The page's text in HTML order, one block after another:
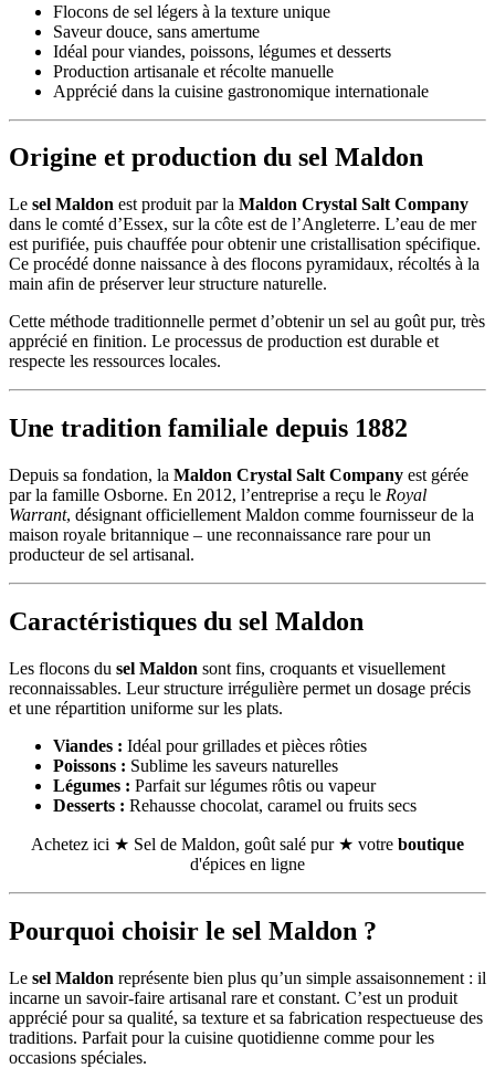
Flocons de sel légers à la texture unique
Saveur douce, sans amertume
Idéal pour viandes, poissons, légumes et desserts
Production artisanale et récolte manuelle
Apprécié dans la cuisine gastronomique internationale
Origine et production du sel Maldon
Le sel Maldon est produit par la Maldon Crystal Salt Company
dans le comté d’Essex, sur la côte est de l’Angleterre. L’eau de mer
est purifiée, puis chauffée pour obtenir une cristallisation spécifique.
Ce procédé donne naissance à des flocons pyramidaux, récoltés à la
main afin de préserver leur structure naturelle.
Cette méthode traditionnelle permet d’obtenir un sel au goût pur, très
apprécié en finition. Le processus de production est durable et
respecte les ressources locales.
Une tradition familiale depuis 1882
Depuis sa fondation, la Maldon Crystal Salt Company est gérée
par la famille Osborne. En 2012, l’entreprise a reçu le Royal
Warrant, désignant officiellement Maldon comme fournisseur de la
maison royale britannique – une reconnaissance rare pour un
producteur de sel artisanal.
Caractéristiques du sel Maldon
Les flocons du sel Maldon sont fins, croquants et visuellement
reconnaissables. Leur structure irrégulière permet un dosage précis
et une répartition uniforme sur les plats.
Viandes : Idéal pour grillades et pièces rôties
Poissons : Sublime les saveurs naturelles
Légumes : Parfait sur légumes rôtis ou vapeur
Desserts : Rehausse chocolat, caramel ou fruits secs
Achetez ici ★ Sel de Maldon, goût salé pur ★ votre boutique
d'épices en ligne
Pourquoi choisir le sel Maldon ?
Le sel Maldon représente bien plus qu’un simple assaisonnement : il
incarne un savoir-faire artisanal rare et constant. C’est un produit
apprécié pour sa qualité, sa texture et sa fabrication respectueuse des
traditions. Parfait pour la cuisine quotidienne comme pour les
occasions spéciales.